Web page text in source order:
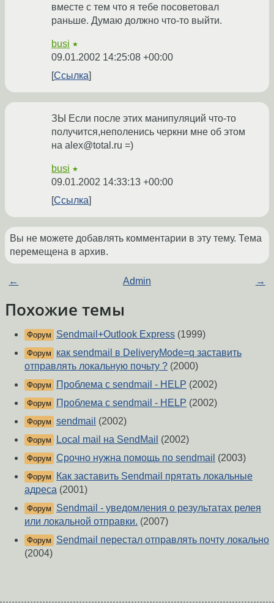
вместе с тем что я тебе посоветовал
раньше. Думаю должно что-то выйти.
busi ★
09.01.2002 14:25:08 +00:00
Ссылка
ЗЫ Если после этих манипуляций что-то
получится,неполенись черкни мне об этом
на alex@total.ru =)
busi ★
09.01.2002 14:33:13 +00:00
Ссылка
Вы не можете добавлять комментарии в эту тему. Тема
перемещена в архив.
← Admin →
Похожие темы
Форум Sendmail+Outlook Express (1999)
Форум
как sendmail в DeliveryMode=q заставить
отправлять локальную почьту ? (2000)
Форум Проблема с sendmail - HELP (2002)
Форум Проблема с sendmail - HELP (2002)
Форум sendmail (2002)
Форум Local mail на SendMail (2002)
Форум Срочно нужна помощь по sendmail (2003)
Форум
Как заставить Sendmail прятать локальные
адреса (2001)
Форум
Sendmail - уведомления о результатах релея
или локальной отправки. (2007)
Форум
Sendmail перестал отправлять почту локально
(2004)